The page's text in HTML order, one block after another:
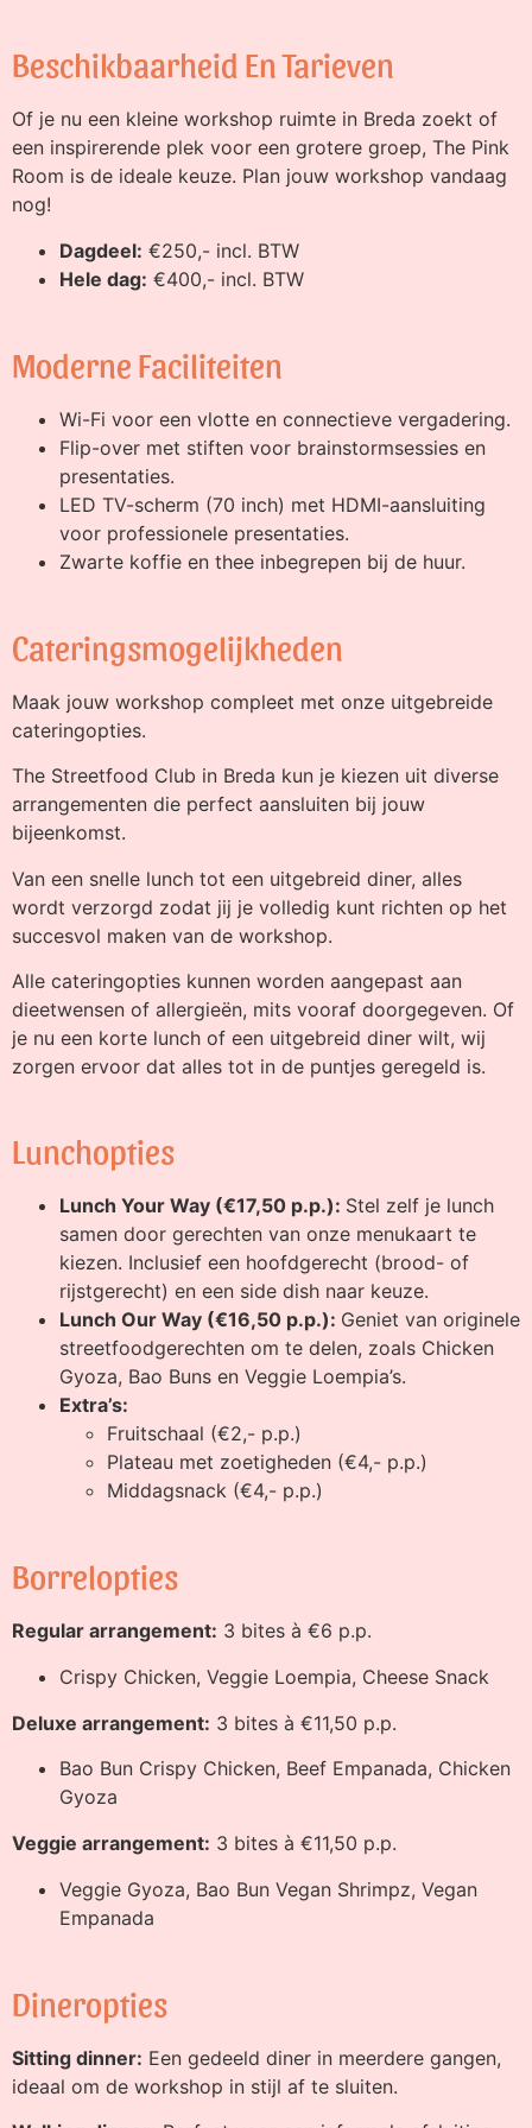
Beschikbaarheid En Tarieven
Of je nu een kleine workshop ruimte in Breda zoekt of
een inspirerende plek voor een grotere groep, The Pink
Room is de ideale keuze. Plan jouw workshop vandaag
nog!
Dagdeel: €250,- incl. BTW
Hele dag: €400,- incl. BTW
Moderne Faciliteiten
Wi-Fi voor een vlotte en connectieve vergadering.
Flip-over met stiften voor brainstormsessies en
presentaties.
LED TV-scherm (70 inch) met HDMI-aansluiting
voor professionele presentaties.
Zwarte koffie en thee inbegrepen bij de huur.
Cateringsmogelijkheden
Maak jouw workshop compleet met onze uitgebreide
cateringopties.
The Streetfood Club in Breda kun je kiezen uit diverse
arrangementen die perfect aansluiten bij jouw
bijeenkomst.
Van een snelle lunch tot een uitgebreid diner, alles
wordt verzorgd zodat jij je volledig kunt richten op het
succesvol maken van de workshop.
Alle cateringopties kunnen worden aangepast aan
dieetwensen of allergieën, mits vooraf doorgegeven. Of
je nu een korte lunch of een uitgebreid diner wilt, wij
zorgen ervoor dat alles tot in de puntjes geregeld is.
Lunchopties
Lunch Your Way (€17,50 p.p.): Stel zelf je lunch
samen door gerechten van onze menukaart te
kiezen. Inclusief een hoofdgerecht (brood- of
rijstgerecht) en een side dish naar keuze.
Lunch Our Way (€16,50 p.p.): Geniet van originele
streetfoodgerechten om te delen, zoals Chicken
Gyoza, Bao Buns en Veggie Loempia’s.
Extra’s:
Fruitschaal (€2,- p.p.)
Plateau met zoetigheden (€4,- p.p.)
Middagsnack (€4,- p.p.)
Borrelopties
Regular arrangement: 3 bites à €6 p.p.
Crispy Chicken, Veggie Loempia, Cheese Snack
Deluxe arrangement: 3 bites à €11,50 p.p.
Bao Bun Crispy Chicken, Beef Empanada, Chicken
Gyoza
Veggie arrangement: 3 bites à €11,50 p.p.
Veggie Gyoza, Bao Bun Vegan Shrimpz, Vegan
Empanada
Dineropties
Sitting dinner: Een gedeeld diner in meerdere gangen,
ideaal om de workshop in stijl af te sluiten.